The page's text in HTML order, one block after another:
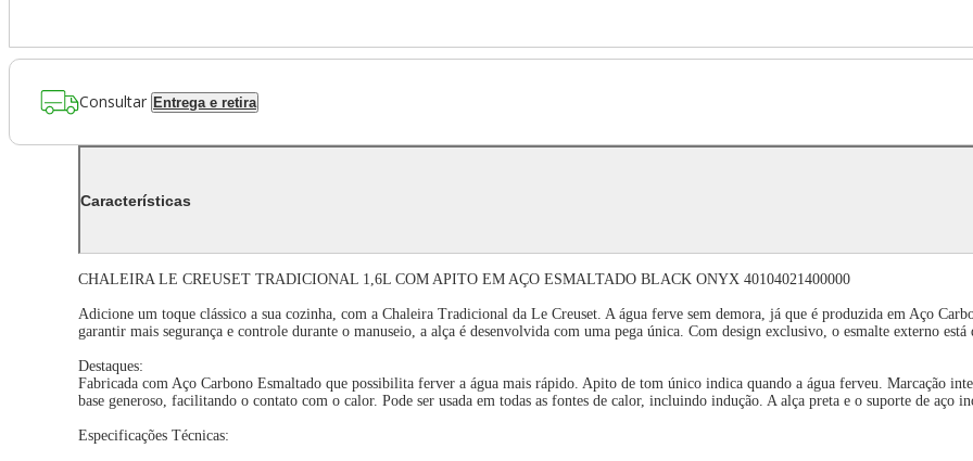
Consultar Entrega e retira
Características
CHALEIRA LE CREUSET TRADICIONAL 1,6L COM APITO EM AÇO ESMALTADO BLACK ONYX 40104021400000
Adicione um toque clássico a sua cozinha, com a Chaleira Tradicional da Le Creuset. A água ferve sem demora, já que é produzida em Aço
garantir mais segurança e controle durante o manuseio, a alça é desenvolvida com uma pega única. Com design exclusivo, o esmalte externo
Destaques:
Fabricada com Aço Carbono Esmaltado que possibilita ferver a água mais rápido. Apito de tom único indica quando a água ferveu. Marcação
base generoso, facilitando o contato com o calor. Pode ser usada em todas as fontes de calor, incluindo indução. A alça preta e o suporte de aço
Especificações Técnicas: